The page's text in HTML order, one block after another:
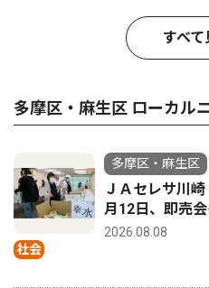
すべて
多摩区・麻生区 ローカル
社会
多摩区・麻生区
ＪＡセレサ川
月12日、即売
2026.08.08